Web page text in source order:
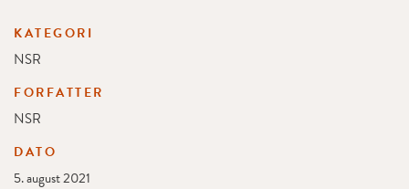
KATEGORI
NSR
FORFATTER
NSR
DATO
5. august 2021